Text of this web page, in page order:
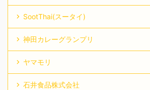
SootThai(スータイ)
神田カレーグランプリ
ヤマモリ
石井食品株式会社